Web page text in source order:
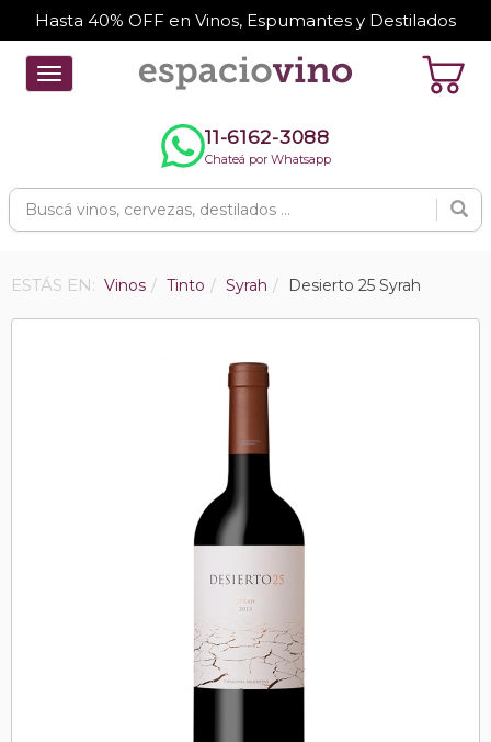
Hasta 40% OFF en Vinos, Espumantes y Destilados
Toggle
navigation
11-6162-3088
Chateá por Whatsapp
ESTÁS EN: Vinos Tinto Syrah Desierto 25 Syrah